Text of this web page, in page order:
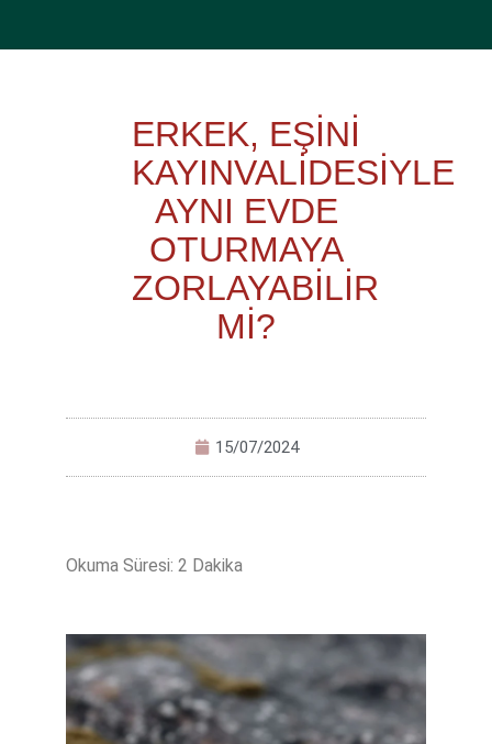
ERKEK, EŞİNİ
KAYINVALİDESİYLE
AYNI EVDE
OTURMAYA
ZORLAYABİLİR
Mİ?
15/07/2024